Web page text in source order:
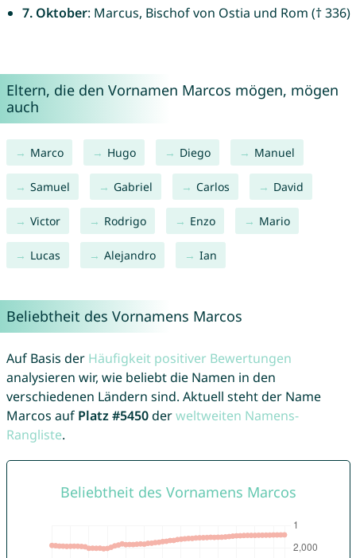
7. Oktober: Marcus, Bischof von Ostia und Rom († 336)
Eltern, die den Vornamen Marcos mögen, mögen
auch
Marco Hugo Diego Manuel
Samuel Gabriel Carlos David
Victor Rodrigo Enzo Mario
Lucas Alejandro Ian
Beliebtheit des Vornamens Marcos
Auf Basis der Häufigkeit positiver Bewertungen
analysieren wir, wie beliebt die Namen in den
verschiedenen Ländern sind. Aktuell steht der Name
Marcos auf Platz #5450derweltweiten Namens-
Rangliste.